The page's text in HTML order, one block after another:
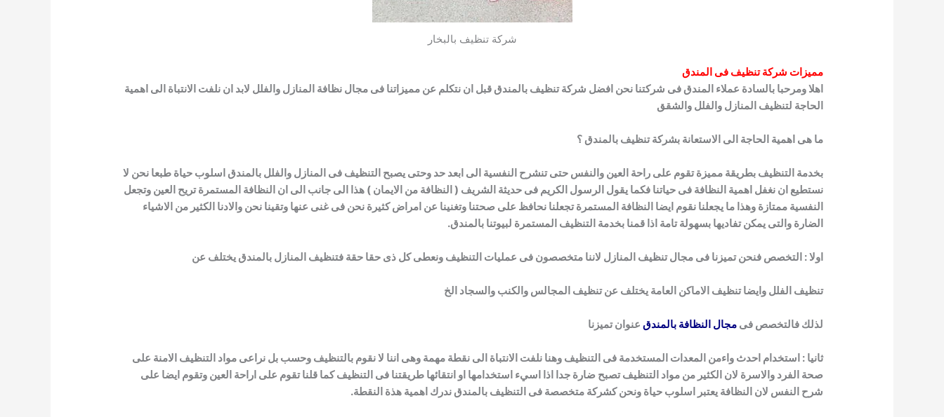
شركة تنظيف بالبخار
مميزات شركة تنظيف فى المندق
اهلا ومرحبا بالسادة عملاء المندق فى شركتنا نحن افضل شركة تنظيف بالمندق قبل ان نتكلم عن مميزاتنا فى مجال نظافة المنازل والفلل لابد ان نلفت الانتباة الىاهمية
الحاجة لتنظيف المنازل والفلل والشقق
ما هى اهمية الحاجة الى الاستعانة بشركة تنظيف بالمندق ؟
بخدمة التنظيف بطريقة مميزة تقوم على راحة العين والنفس حتى تنشرح النفسية الى ابعد حد وحتى يصبح التنظيف فى المنازل والفلل بالمندق اسلوب حياةطبعا نحن لا
نستطيع ان نغفل اهمية النظافة فى حياتنا فكما يقول الرسول الكريم فى حديثة الشريف ( النظافة من الايمان ) هذا الى جانب الى ان النظافةالمستمرة تريح العين وتجعل
النفسية ممتازة وهذا ما يجعلنا نقوم ايضا النظافة المستمرة تجعلنا نحافظ على صحتنا وتغنينا عن امراض كثيرة نحن فى غنى عنهاوتقينا نحن والادنا الكثير من الاشياء
الضارة والتى يمكن تفاديها بسهولة تامة اذا قمنا بخدمة التنظيف المستمرة لبيوتنا بالمندق.
اولا : التخصص فنحن تميزنا فى مجال تنظيف المنازل لاننا متخصصون فى عمليات التنظيف ونعطى كل ذى حقا حقة فتنظيف المنازل بالمندق يختلف عن
تنظيف الفلل وايضا تنظيف الاماكن العامة يختلف عن تنظيف المجالس والكنب والسجاد الخ
لذلك فالتخصص فىمجال النظافة بالمندق عنوان تميزنا
ثانيا : استخدام احدث واءمن المعدات المستخدمة فى التنظيف وهنا نلفت الانتباة الى نقطة مهمة وهى اننا لا نقوم بالتنظيف وحسب بل نراعى مواد التنظيفالامنة على
صحة الفرد والاسرة لان الكثير من مواد التنظيف تصبح ضارة جدا اذا اسيء استخدامها او انتقائها طريقتنا فى التنظيف كما قلنا تقوم على اراحة العين وتقوم ايضا على
شرح النفس لان النظافة يعتبر اسلوب حياة ونحن كشركة متخصصة فى التنظيف بالمندق ندرك اهمية هذة النقطة.